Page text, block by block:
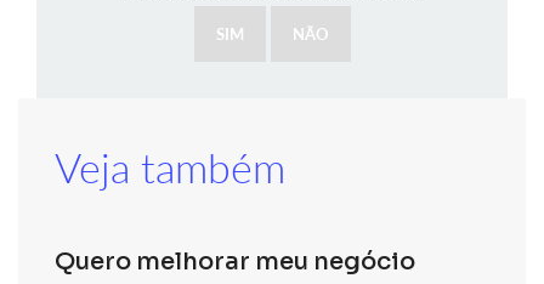
SIM NÃO
Veja também
Quero melhorar meu negócio